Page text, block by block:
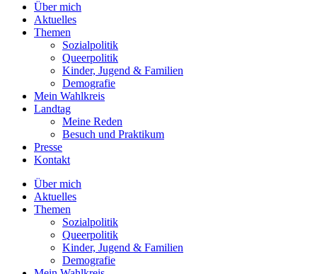
Über mich
Aktuelles
Themen
Sozialpolitik
Queerpolitik
Kinder, Jugend & Familien
Demografie
Mein Wahlkreis
Landtag
Meine Reden
Besuch und Praktikum
Presse
Kontakt
Über mich
Aktuelles
Themen
Sozialpolitik
Queerpolitik
Kinder, Jugend & Familien
Demografie